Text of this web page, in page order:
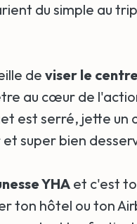
du simple au
de viser le centre
au cœur de
est serré, jette un
super bien
YHA et c'est
ton hôtel ou ton